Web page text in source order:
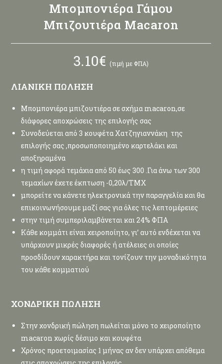
Μπομπονιέρα Γάμου
Μπιζουτιέρα Macaron
3.10€ (τιμή με ΦΠΑ)
ΛΙΑΝΙΚΗ ΠΩΛΗΣΗ
Μπομπονιέρα μπιζουτιέρα σε σχήμα macaron,σε
διάφορες αποχρώσεις της επιλογής σας
Συνοδεύεται από 3 κουφέτα Xατζηγιαννάκη της
επιλογής σας ,προσωποποιημένο καρτελάκι και
αποξηραμένα
η τιμή αφορά τεμάχια από 50 έως 300 .Για άνω των 300
τεμαχίων έχετε έκπτωση -0,20λ/ΤΜΧ
μπορείτε να κάνετε ηλεκτρονικά την παραγγελία και θα
επικοινωνήσουμε μαζί σας για όλες τις λεπτομέρειες
στην τιμή συμπεριλαμβάνεται και 24% ΦΠΑ
Κάθε κομμάτι είναι χειροποίητο, γι’ αυτό ενδέχεται να
υπάρχουν μικρές διαφορές ή ατέλειες οι οποίες
προσδίδουν χαρακτήρα και τονίζουν την μοναδικότητα
του κάθε κομματιού
ΧΟΝΔΡΙΚΗ ΠΩΛΗΣΗ
Στην χονδρική πώληση πωλείται μόνο το χειροποίητο
macaron χωρίς δέσιμο και κουφέτα
Χρόνος προετοιμασίας 1 μήνας αν δεν υπάρχει απόθεμα